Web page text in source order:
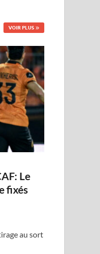
VOIR PLUS
Le
fixés
au sort